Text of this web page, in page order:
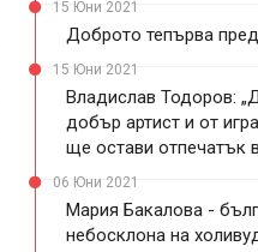
15 Юни 2021
Доброто тепърва
15 Юни 2021
Владислав Тодоров:
добър артист и от
ще остави отпечатък
06 Юни 2021
Мария Бакалова -
небосклона на